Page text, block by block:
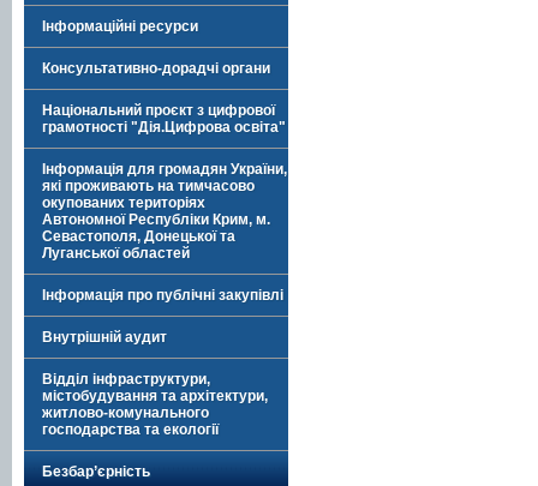
Інформаційні ресурси
Консультативно-дорадчі органи
Національний проєкт з цифрової
грамотності "Дія.Цифрова освіта"
Інформація для громадян України,
які проживають на тимчасово
окупованих територіях
Автономної Республіки Крим, м.
Севастополя, Донецької та
Луганської областей
Інформація про публічні закупівлі
Внутрішній аудит
Відділ інфраструктури,
містобудування та архітектури,
житлово-комунального
господарства та екології
Безбар’єрність